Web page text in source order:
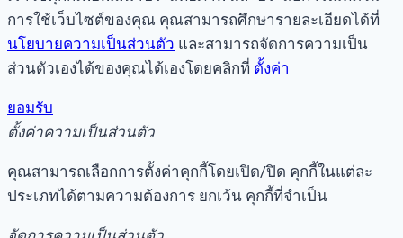
การใช้เว็บไซต์ของคุณ คุณสามารถศึกษารายละเอียดได้ที่
นโยบายความเป็นส่วนตัว และสามารถจัดการความเป็น
ส่วนตัวเองได้ของคุณได้เองโดยคลิกที่ ตั้งค่า
ยอมรับ
ตั้งค่าความเป็นส่วนตัว
คุณสามารถเลือกการตั้งค่าคุกกี้โดยเปิด/ปิด คุกกี้ในแต่ละ
ประเภทได้ตามความต้องการ ยกเว้น คุกกี้ที่จำเป็น